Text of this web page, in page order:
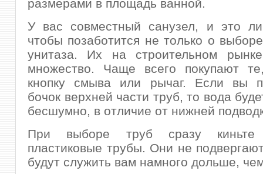
размерами в площадь ванной.
У вас совместный санузел, и это
чтобы позаботится не только о
унитаза. Их на строительном
множество. Чаще всего покупают
кнопку смыва или рычаг. Если вы
бочок верхней части труб, то вода
бесшумно, в отличие от нижней
При выборе труб сразу киньте
пластиковые трубы. Они не
будут служить вам намного дольше,